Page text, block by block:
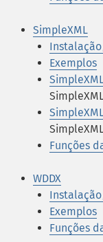
SimpleXML
Exemplos
Funções
WDDX
Exemplos
Funções